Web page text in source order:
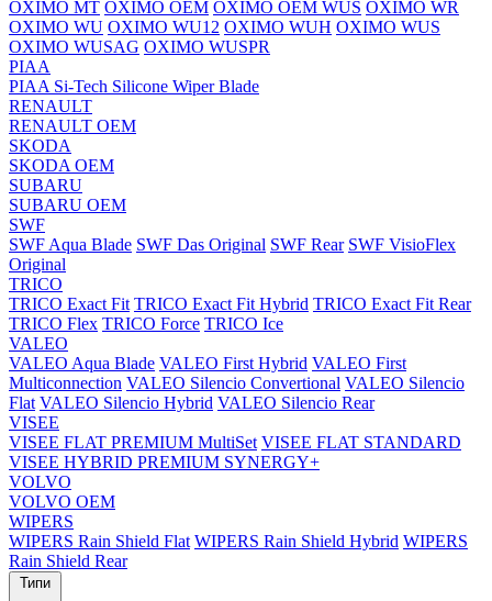
OXIMO MT OXIMO OEM OXIMO OEM WUS OXIMO WR
OXIMO WU OXIMO WU12 OXIMO WUH OXIMO WUS
OXIMO WUSAG OXIMO WUSPR
PIAA
PIAA Si-Tech Silicone Wiper Blade
RENAULT
RENAULT OEM
SKODA
SKODA OEM
SUBARU
SUBARU OEM
SWF
SWF Aqua Blade SWF Das Original SWF Rear SWF VisioFlex
Original
TRICO
TRICO Exact Fit TRICO Exact Fit Hybrid TRICO Exact Fit Rear
TRICO Flex TRICO Force TRICO Ice
VALEO
VALEO Aqua Blade VALEO First Hybrid VALEO First
Multiconnection VALEO Silencio Convertional VALEO Silencio
Flat VALEO Silencio Hybrid VALEO Silencio Rear
VISEE
VISEE FLAT PREMIUM MultiSet VISEE FLAT STANDARD
VISEE HYBRID PREMIUM SYNERGY+
VOLVO
VOLVO OEM
WIPERS
WIPERS Rain Shield Flat WIPERS Rain Shield Hybrid WIPERS
Rain Shield Rear
Типи